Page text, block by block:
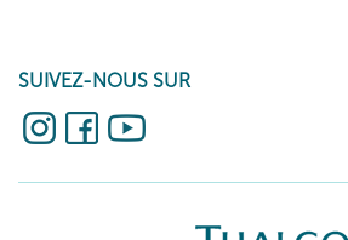
SUIVEZ-NOUS SUR